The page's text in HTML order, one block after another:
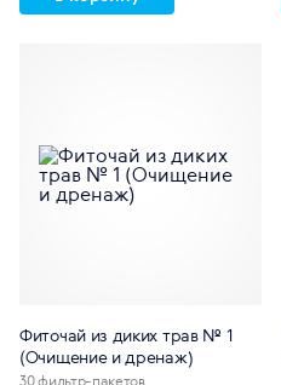
Фиточай из диких трав № 1
(Очищение и дренаж)